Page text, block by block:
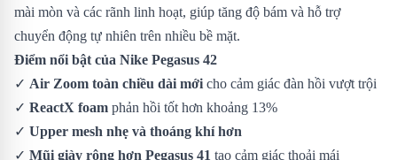
mài mòn và các rãnh linh hoạt, giúp tăng độ bám và hỗ trợ
chuyển động tự nhiên trên nhiều bề mặt.
Điểm nổi bật của Nike Pegasus 42
✓ Air Zoom toàn chiều dài mới cho cảm giác đàn hồi vượt trội
✓ ReactX foam phản hồi tốt hơn khoảng 13%
✓ Upper mesh nhẹ và thoáng khí hơn
✓ Mũi giày rộng hơn Pegasus 41 tạo cảm giác thoải mái